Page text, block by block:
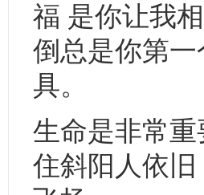
福 是你让我
倒总是你第
具。
生命是非常
住斜阳人依